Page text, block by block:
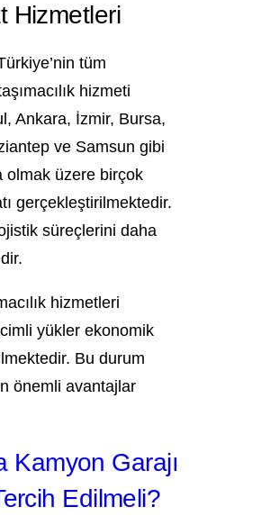
Hizmetleri
tüm
hizmeti
Ankara, İzmir, Bursa,
ve Samsun gibi
olmak üzere birçok
gerçekleştirilmektedir.
süreçlerini daha
hizmetleri
yükler ekonomik
Bu durum
önemli avantajlar
Kamyon Garajı
Edilmeli?